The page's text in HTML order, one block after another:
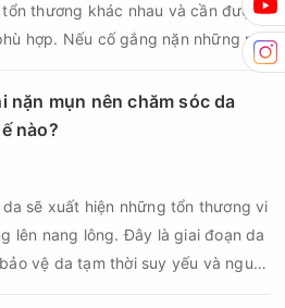
thương khác nhau và cần được
hợp. Nếu cố gắng nặn những nốt
bạn có thể khiến tình trạng viêm trở
tăng nguy cơ nhiễm trùng, để lại
nặn mụn nên chăm sóc da
nào?
sẽ xuất hiện những tổn thương vi
lên nang lông. Đây là giai đoạn da
vệ da tạm thời suy yếu và nguy